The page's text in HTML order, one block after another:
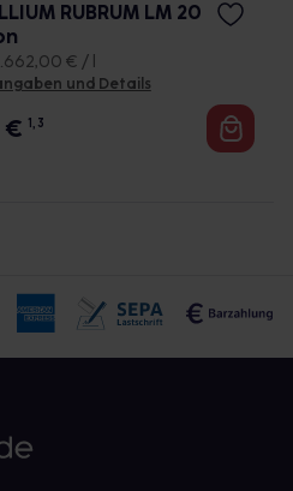
RUBRUM LM 20
€ / l
und Details
€ 1, 3